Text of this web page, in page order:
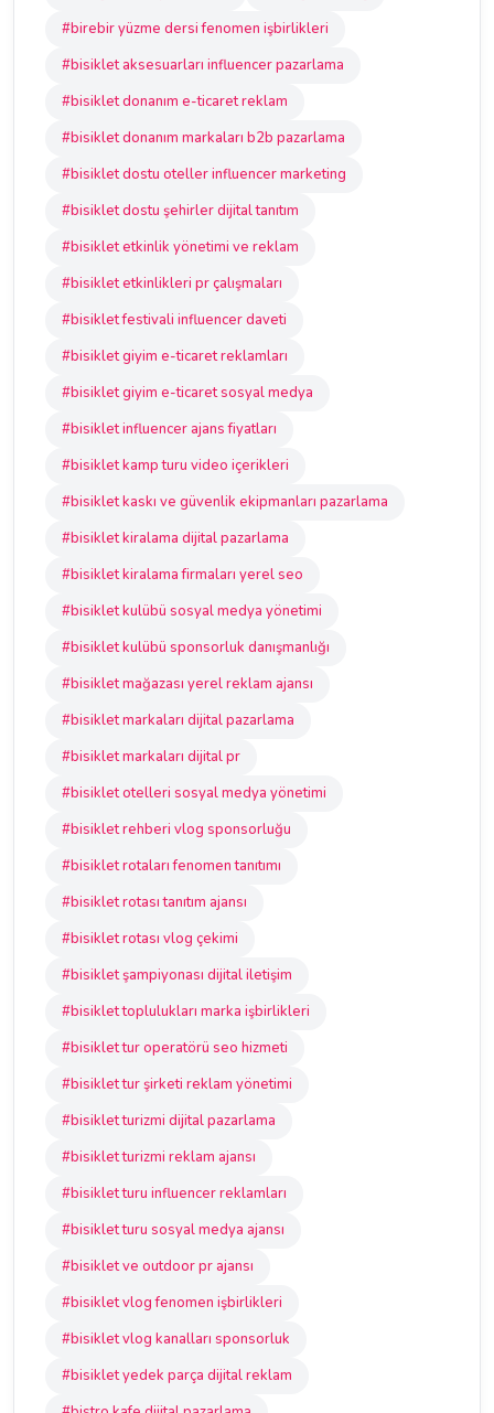
#birebir yüzme dersi fenomen işbirlikleri
#bisiklet aksesuarları influencer pazarlama
#bisiklet donanım e-ticaret reklam
#bisiklet donanım markaları b2b pazarlama
#bisiklet dostu oteller influencer marketing
#bisiklet dostu şehirler dijital tanıtım
#bisiklet etkinlik yönetimi ve reklam
#bisiklet etkinlikleri pr çalışmaları
#bisiklet festivali influencer daveti
#bisiklet giyim e-ticaret reklamları
#bisiklet giyim e-ticaret sosyal medya
#bisiklet influencer ajans fiyatları
#bisiklet kamp turu video içerikleri
#bisiklet kaskı ve güvenlik ekipmanları pazarlama
#bisiklet kiralama dijital pazarlama
#bisiklet kiralama firmaları yerel seo
#bisiklet kulübü sosyal medya yönetimi
#bisiklet kulübü sponsorluk danışmanlığı
#bisiklet mağazası yerel reklam ajansı
#bisiklet markaları dijital pazarlama
#bisiklet markaları dijital pr
#bisiklet otelleri sosyal medya yönetimi
#bisiklet rehberi vlog sponsorluğu
#bisiklet rotaları fenomen tanıtımı
#bisiklet rotası tanıtım ajansı
#bisiklet rotası vlog çekimi
#bisiklet şampiyonası dijital iletişim
#bisiklet toplulukları marka işbirlikleri
#bisiklet tur operatörü seo hizmeti
#bisiklet tur şirketi reklam yönetimi
#bisiklet turizmi dijital pazarlama
#bisiklet turizmi reklam ajansı
#bisiklet turu influencer reklamları
#bisiklet turu sosyal medya ajansı
#bisiklet ve outdoor pr ajansı
#bisiklet vlog fenomen işbirlikleri
#bisiklet vlog kanalları sponsorluk
#bisiklet yedek parça dijital reklam